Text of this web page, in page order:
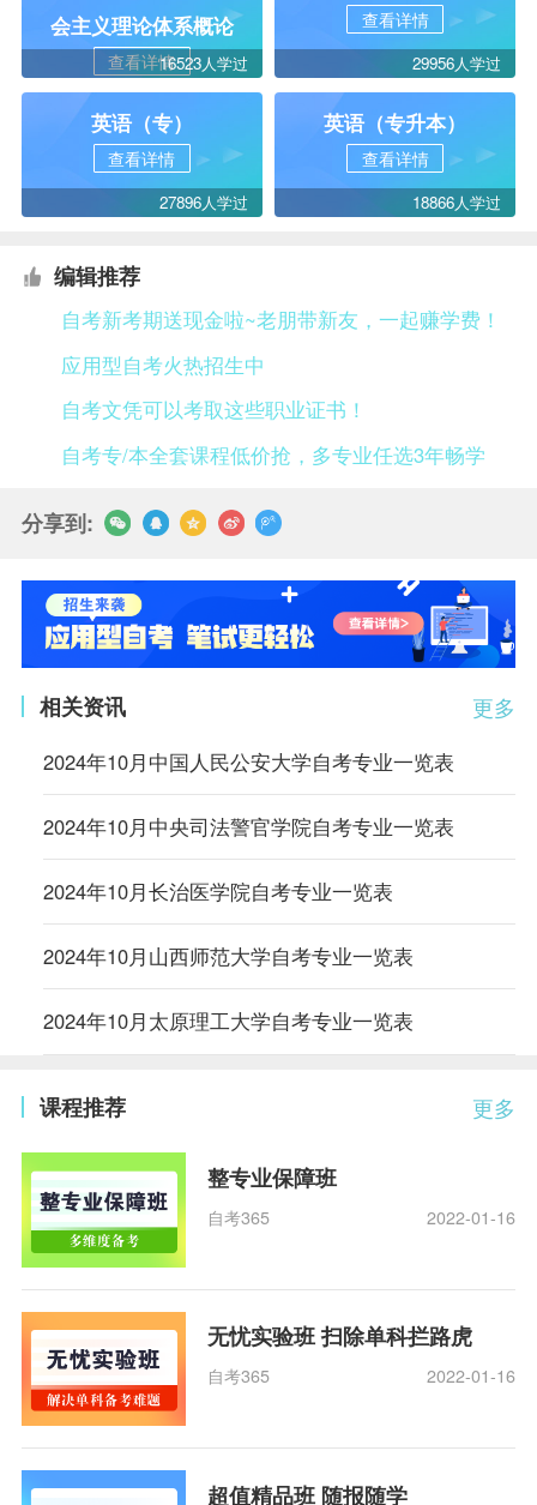
会主义理论体系概论
查看详情16523人学过
查看详情
29956人学过
英语（专）
查看详情
27896人学过
英语（专升本）
查看详情
18866人学过
编辑推荐
自考新考期送现金啦~老朋带新友，一起赚学费！
应用型自考火热招生中
自考文凭可以考取这些职业证书！
自考专/本全套课程低价抢，多专业任选3年畅学
分享到:
更多
相关资讯
2024年10月中国人民公安大学自考专业一览表
2024年10月中央司法警官学院自考专业一览表
2024年10月长治医学院自考专业一览表
2024年10月山西师范大学自考专业一览表
2024年10月太原理工大学自考专业一览表
更多
课程推荐
整专业保障班
自考365 2022-01-16
无忧实验班 扫除单科拦路虎
自考365 2022-01-16
超值精品班 随报随学